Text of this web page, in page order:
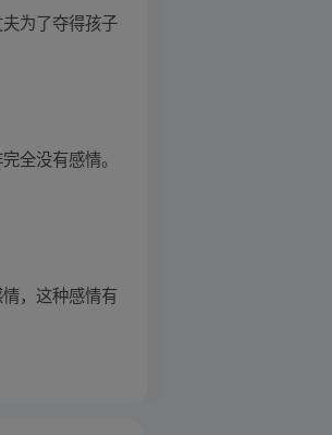
为了夺得孩子
全没有感情。
，这种感情有